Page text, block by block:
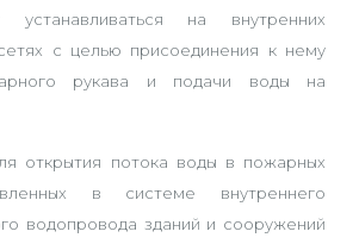
устанавливаться на внутренних
с целью присоединения к нему
рукава и подачи воды на
открытия потока воды в пожарных
в системе внутреннего
водопровода зданий и сооружений